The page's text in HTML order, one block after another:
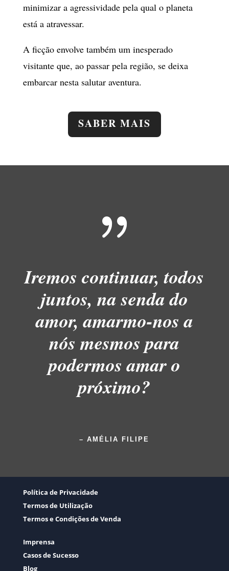
minimizar a agressividade pela qual o planeta
está a atravessar.
A ficção envolve também um inesperado
visitante que, ao passar pela região, se deixa
embarcar nesta salutar aventura.
SABER MAIS
{
Iremos continuar, todos
juntos, na senda do
amor, amarmo-nos a
nós mesmos para
podermos amar o
próximo?
– AMÉLIA FILIPE
Política de Privacidade
Termos de Utilização
Termos e Condições de Venda
Imprensa
Casos de Sucesso
Blog